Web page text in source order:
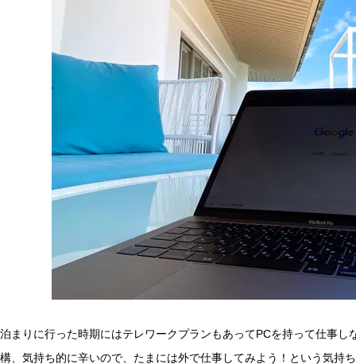
泊まりに行った時期にはテレワークプランもあってPCを持って仕事
構、気持ち的に辛いので、たまには外で仕事してみよう！という気持